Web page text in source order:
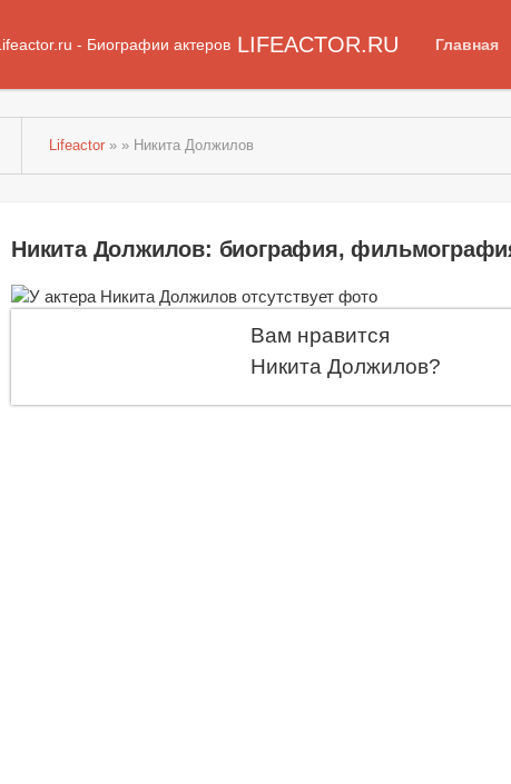
LIFEACTOR.RU Главная
Lifeactor » » Никита Должилов
Никита Должилов: биография,
Вам нравится
Никита Должилов?